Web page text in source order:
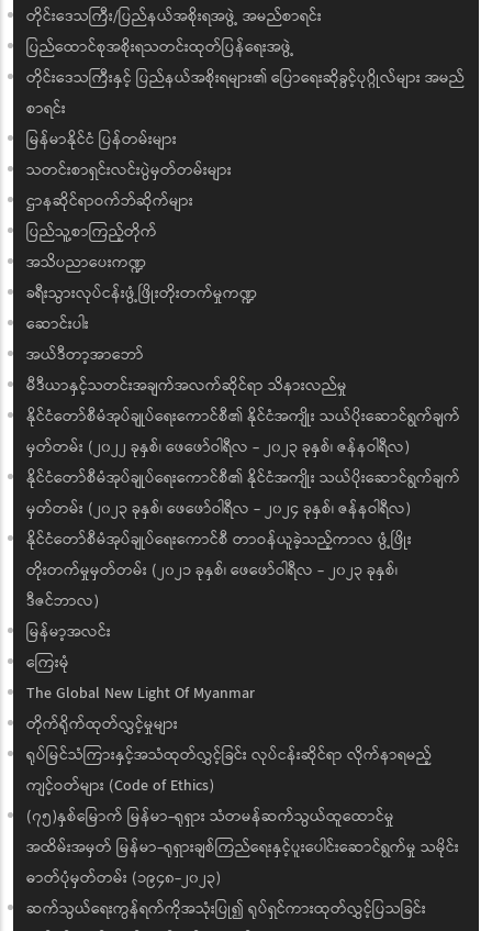
တိုင်းဒေသကြီး/ပြည်နယ်အစိုးရအဖွဲ့ အမည်စာရင်း
ပြည်ထောင်စုအစိုးရသတင်းထုတ်ပြန်ရေးအဖွဲ့
တိုင်းဒေသကြီးနှင့် ပြည်နယ်အစိုးရများ၏ ပြောရေးဆိုခွင့်ပုဂ္ဂိုလ်များ အမည်
စာရင်း
မြန်မာနိုင်ငံ ပြန်တမ်းများ
သတင်းစာရှင်းလင်းပွဲမှတ်တမ်းများ
ဌာနဆိုင်ရာဝက်ဘ်ဆိုက်များ
ပြည်သူ့စာကြည့်တိုက်
အသိပညာပေးကဏ္ဍ
ခရီးသွားလုပ်ငန်းဖွံ့ဖြိုးတိုးတက်မှုကဏ္ဍ
ဆောင်းပါး
အယ်ဒီတာ့အာဘော်
မီဒီယာနှင့်သတင်းအချက်အလက်ဆိုင်ရာ သိနားလည်မှု
နိုင်ငံတော်စီမံအုပ်ချုပ်ရေးကောင်စီ၏ နိုင်ငံအကျိုး သယ်ပိုးဆောင်ရွက်ချက်
မှတ်တမ်း (၂၀၂၂ ခုနှစ်၊ ဖေဖော်ဝါရီလ - ၂၀၂၃ ခုနှစ်၊ ဇန်နဝါရီလ)
နိုင်ငံတော်စီမံအုပ်ချုပ်ရေးကောင်စီ၏ နိုင်ငံအကျိုး သယ်ပိုးဆောင်ရွက်ချက်
မှတ်တမ်း (၂၀၂၃ ခုနှစ်၊ ဖေဖော်ဝါရီလ - ၂၀၂၄ ခုနှစ်၊ ဇန်နဝါရီလ)
နိုင်ငံတော်စီမံအုပ်ချုပ်ရေးကောင်စီ တာဝန်ယူခဲ့သည့်ကာလ ဖွံ့ဖြိုး
တိုးတက်မှုမှတ်တမ်း (၂၀၂၁ ခုနှစ်၊ ဖေဖော်ဝါရီလ - ၂၀၂၃ ခုနှစ်၊
ဒီဇင်ဘာလ)
မြန်မာ့အလင်း
ကြေးမုံ
The Global New Light Of Myanmar
တိုက်ရိုက်ထုတ်လွှင့်မှုများ
ရုပ်မြင်သံကြားနှင့်အသံထုတ်လွှင့်ခြင်း လုပ်ငန်းဆိုင်ရာ လိုက်နာရမည့်
ကျင့်ဝတ်များ (Code of Ethics)
(၇၅)နှစ်မြောက် မြန်မာ-ရုရှား သံတမန်ဆက်သွယ်ထူထောင်မှု
အထိမ်းအမှတ် မြန်မာ-ရုရှားချစ်ကြည်ရေးနှင့်ပူးပေါင်းဆောင်ရွက်မှု သမိုင်း
ဓာတ်ပုံမှတ်တမ်း (၁၉၄၈-၂၀၂၃)
ဆက်သွယ်ရေးကွန်ရက်ကိုအသုံးပြု၍ ရုပ်ရှင်ကားထုတ်လွှင့်ပြသခြင်း